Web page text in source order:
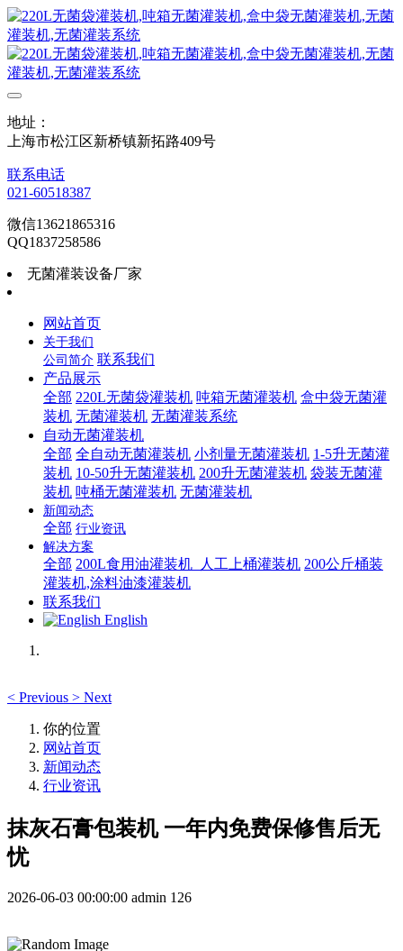
地址：
上海市松江区新桥镇新拓路409号
联系电话
021-60518387
微信13621865316
QQ1837258586
无菌灌装设备厂家
网站首页
关于我们
公司简介 联系我们
产品展示
全部 220L无菌袋灌装机 吨箱无菌灌装机 盒中袋无菌灌
装机 无菌灌装机 无菌灌装系统
自动无菌灌装机
全部 全自动无菌灌装机 小剂量无菌灌装机 1-5升无菌灌
装机 10-50升无菌灌装机 200升无菌灌装机 袋装无菌灌
装机 吨桶无菌灌装机 无菌灌装机
新闻动态
全部 行业资讯
解决方案
全部 200L食用油灌装机_人工上桶灌装机 200公斤桶装
灌装机,涂料油漆灌装机
联系我们
English
< Previous > Next
你的位置
网站首页
新闻动态
行业资讯
抹灰石膏包装机 一年内免费保修售后无
忧
2026-06-03 00:00:00 admin 126